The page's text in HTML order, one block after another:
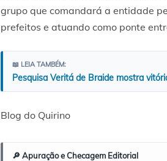
grupo que comandará a entidade
prefeitos e atuando como ponte
📖 LEIA TAMBÉM:
Pesquisa Veritá de Braide mostra
Blog do Quirino
🔎 Apuração e Checagem Editorial